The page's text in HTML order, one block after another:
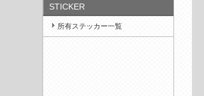
STICKER
所有ステッカー一覧